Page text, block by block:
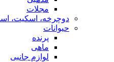
مجلات
دوچرخه، اسکیت،
حیوانات
پرنده
ماهی
لوازم جانبی